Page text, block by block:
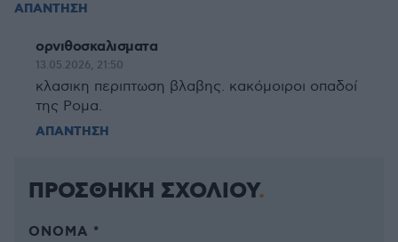
ΑΠΑΝΤΗΣΗ
ορνιθοσκαλισματα
13.05.2026, 21:50
κλασικη περιπτωση βλαβης. κακόμοιροι οπαδοί
της Ρομα.
ΑΠΑΝΤΗΣΗ
ΠΡΟΣΘΗΚΗ ΣΧΟΛΙΟΥ
ΌΝΟΜΑ *